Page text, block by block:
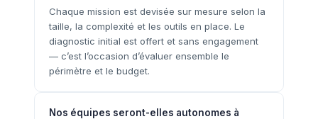
Chaque mission est devisée sur mesure selon la
taille, la complexité et les outils en place. Le
diagnostic initial est offert et sans engagement
— c’est l’occasion d’évaluer ensemble le
périmètre et le budget.
Nos équipes seront-elles autonomes à